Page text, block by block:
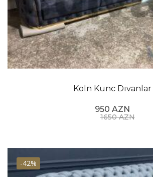
Koln Kunc Divanlar
950 AZN
1650 AZN
-42%